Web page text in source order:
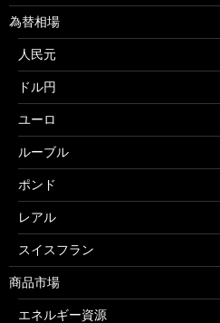
為替相場
人民元
ドル円
ユーロ
ルーブル
ポンド
レアル
スイスフラン
商品市場
エネルギー資源